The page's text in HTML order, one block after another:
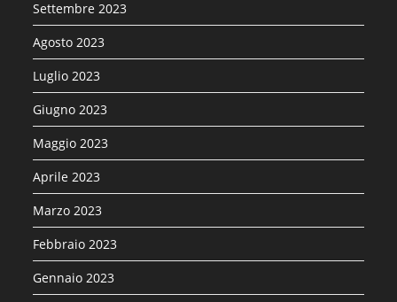
Settembre 2023
Agosto 2023
Luglio 2023
Giugno 2023
Maggio 2023
Aprile 2023
Marzo 2023
Febbraio 2023
Gennaio 2023